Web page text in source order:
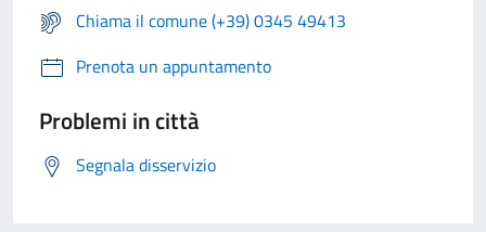
Chiama il comune (+39) 0345 49413
Prenota un appuntamento
Problemi in città
Segnala disservizio